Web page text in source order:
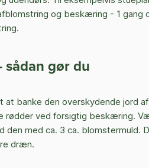
og beskæring - 1 gang
sådan gør du
banke den overskydende jord
rødder ved forsigtig beskæring.
med ca. 3 ca. blomstermuld.
dræn.